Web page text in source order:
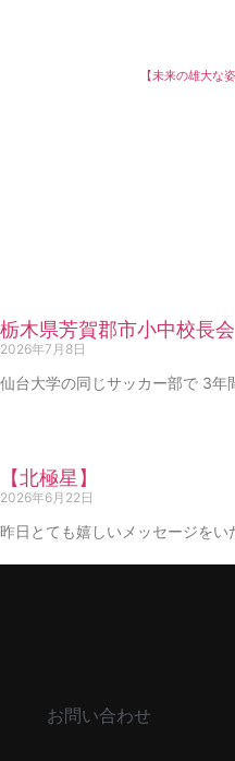
【未来の雄大な
栃木県芳賀郡市小中校長
2026年7月8日
仙台大学の同じサッカー部で 3年
【北極星】
2026年6月22日
昨日とても嬉しいメッセージをい
お問い合わせ